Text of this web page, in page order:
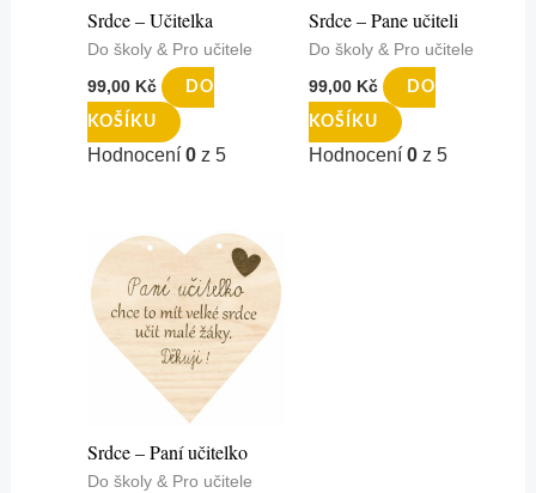
Srdce – Učitelka
Do školy & Pro učitele
99,00 Kč DO
KOŠÍKU
Hodnocení 0z 5
Srdce – Pane učiteli
Do školy & Pro učitele
99,00 Kč DO
KOŠÍKU
Hodnocení 0 z 5
Srdce – Paní učitelko
Do školy & Pro učitele